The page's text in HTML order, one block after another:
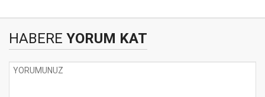
HABERE YORUM KAT